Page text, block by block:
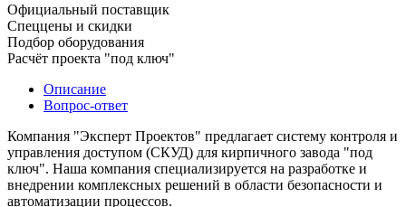
Официальный поставщик
Спеццены и скидки
Подбор оборудования
Расчёт проекта "под ключ"
Описание
Вопрос-ответ
Компания "Эксперт Проектов" предлагает систему контроля и
управления доступом (СКУД) для кирпичного завода "под
ключ". Наша компания специализируется на разработке и
внедрении комплексных решений в области безопасности и
автоматизации процессов.